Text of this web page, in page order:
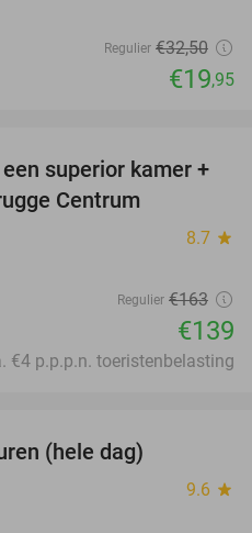
Regulier €32,50
€19,95
15%
superior kamer +
Centrum
8.7 star
Regulier €163
€139
€4 p.p.p.n. toeristenbelasting
(hele dag)
9.6 star